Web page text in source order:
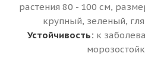
растения 80 - 100 см,
крупный, зеленый,
Устойчивость: к